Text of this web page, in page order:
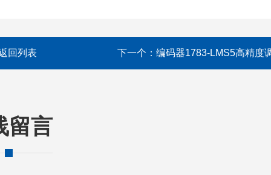
回列表 下一个： 编码器1783-LMS5高精度
留言